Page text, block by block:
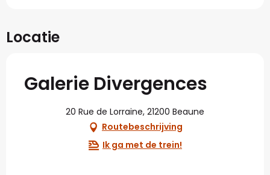
Locatie
Galerie Divergences
20 Rue de Lorraine, 21200 Beaune
Routebeschrijving
Ik ga met de trein!